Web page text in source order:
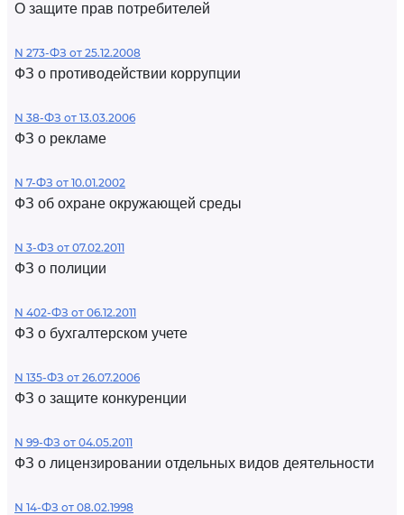
О защите прав потребителей
N 273-ФЗ от 25.12.2008
ФЗ о противодействии коррупции
N 38-ФЗ от 13.03.2006
ФЗ о рекламе
N 7-ФЗ от 10.01.2002
ФЗ об охране окружающей среды
N 3-ФЗ от 07.02.2011
ФЗ о полиции
N 402-ФЗ от 06.12.2011
ФЗ о бухгалтерском учете
N 135-ФЗ от 26.07.2006
ФЗ о защите конкуренции
N 99-ФЗ от 04.05.2011
ФЗ о лицензировании отдельных видов деятельности
N 14-ФЗ от 08.02.1998